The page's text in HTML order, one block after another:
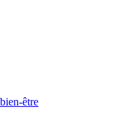
être